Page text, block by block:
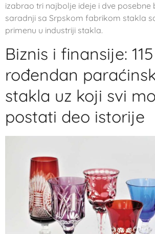
izabrao tri najbolje ideje i dve posebne
saradnji sa Srpskom fabrikom stakla
primenu u industriji stakla.
Biznis i finansije: 115
rođendan
stakla uz koji svi
postati deo istorije